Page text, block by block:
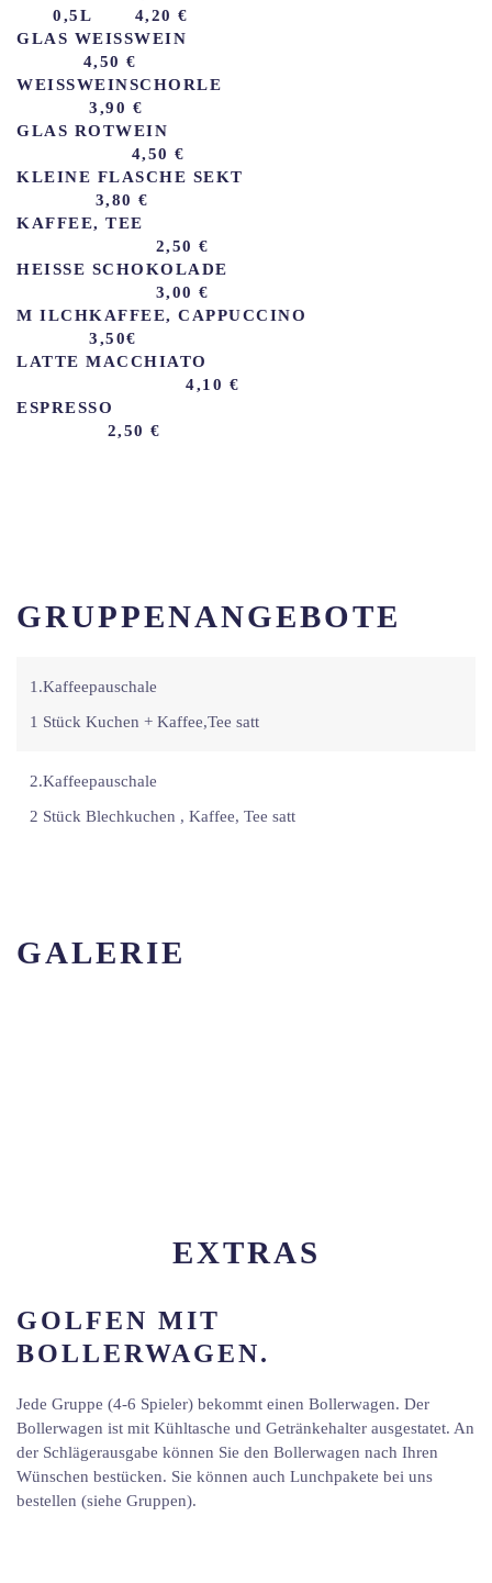
0,5L 4,20 €
GLAS WEISSWEIN
4,50 €
WEISSWEINSCHORLE
3,90 €
GLAS ROTWEIN
4,50 €
KLEINE FLASCHE SEKT
3,80 €
KAFFEE, TEE
2,50 €
HEISSE SCHOKOLADE
3,00 €
M ILCHKAFFEE, CAPPUCCINO
3,50€
LATTE MACCHIATO
4,10 €
ESPRESSO
2,50 €
GRUPPENANGEBOTE
1.Kaffeepauschale
1 Stück Kuchen + Kaffee,Tee satt
2.Kaffeepauschale
2 Stück Blechkuchen , Kaffee, Tee satt
GALERIE
EXTRAS
GOLFEN MIT
BOLLERWAGEN.
Jede Gruppe (4-6 Spieler) bekommt einen Bollerwagen. Der
Bollerwagen ist mit Kühltasche und Getränkehalter ausgestatet. An
der Schlägerausgabe können Sie den Bollerwagen nach Ihren
Wünschen bestücken. Sie können auch Lunchpakete bei uns
bestellen (siehe Gruppen).